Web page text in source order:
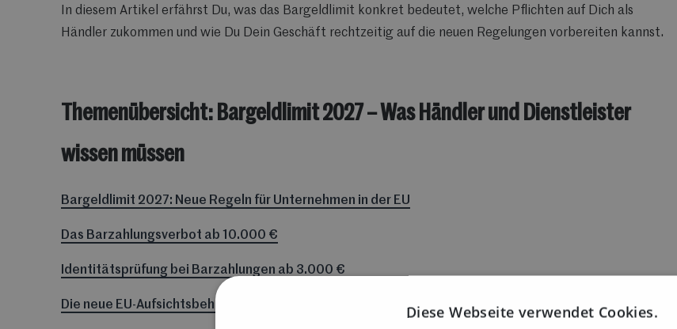
In diesem Artikel erfährst Du, was das Bargeldlimit konkret bedeutet, welche Pflichten auf Dich als
Händler zukommen und wie Du Dein Geschäft rechtzeitig auf die neuen Regelungen vorbereiten kannst.
Themenübersicht: Bargeldlimit 2027 – Was Händler und Dienstleister
wissen müssen
Bargeldlimit 2027: Neue Regeln für Unternehmen in der EU
Das Barzahlungsverbot ab 10.000 €
Identitätsprüfung bei Barzahlungen ab 3.000 €
Die neue EU-Aufsichtsbehörde AMLA Diese Webseite verwendet Cookies.